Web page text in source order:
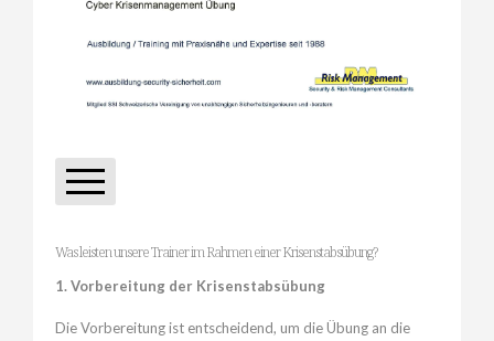
Was leisten unsere Trainer im Rahmen einer Krisenstabsübung?
1. Vorbereitung der Krisenstabsübung
Die Vorbereitung ist entscheidend, um die Übung an die